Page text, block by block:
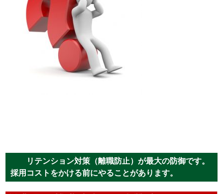
リテンション対策（離職防止）が最大の防御です。
採用コストをかける前にやることがあります。